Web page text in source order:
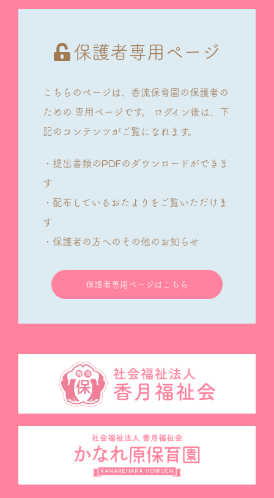
保護者専用ページ
こちらのページは、香流保育園の保護者の
ための 専用ページです。
ログイン後は、下
記のコンテンツがご覧になれます。
・提出書類のPDFのダウンロードができま
す
・配布しているおたよりをご覧いただけま
す
・保護者の方へのその他のお知らせ
保護者専用ページはこちら